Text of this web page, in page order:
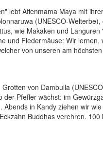
lebt Affenmama Maya mit
(UNESCO-
wie Makaken und
und Fledermäuse: Wir
von unseren am
von Dambulla
Pfeffer wächst: im
in Kandy ziehen wir
Buddhas verehren.